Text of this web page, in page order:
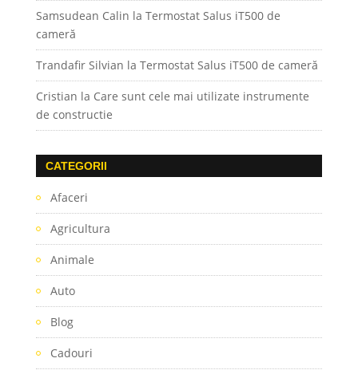
Samsudean Calin la Termostat Salus iT500 de
cameră
Trandafir Silvian la Termostat Salus iT500 de cameră
Cristian la Care sunt cele mai utilizate instrumente
de constructie
CATEGORII
Afaceri
Agricultura
Animale
Auto
Blog
Cadouri